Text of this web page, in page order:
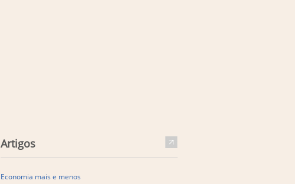
Artigos
Economia mais e menos